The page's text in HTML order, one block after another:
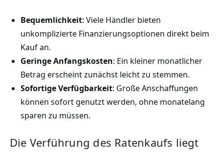
Bequemlichkeit: Viele Händler bieten
unkomplizierte Finanzierungsoptionen direkt beim
Kauf an.
Geringe Anfangskosten: Ein kleiner monatlicher
Betrag erscheint zunächst leicht zu stemmen.
Sofortige Verfügbarkeit: Große Anschaffungen
können sofort genutzt werden, ohne monatelang
sparen zu müssen.
Die Verführung des Ratenkaufs liegt